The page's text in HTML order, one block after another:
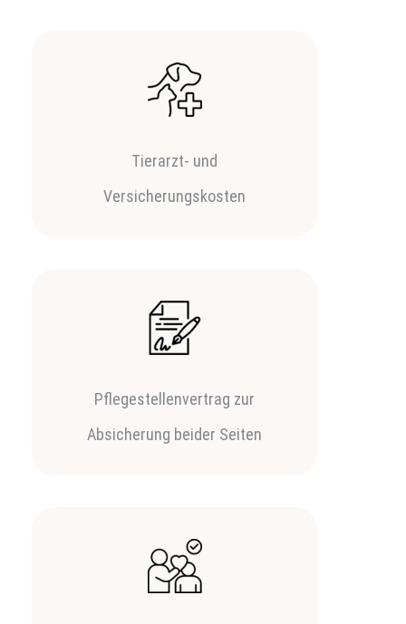
Tierarzt- und
Versicherungskosten
Pflegestellenvertrag zur
Absicherung beider Seiten